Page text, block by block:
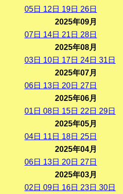
05日 12 日 19日 26日
2025年09月
07日 14日 21 日 28日
2025年08月
03日 10日 17日 24日 31 日
2025年07月
06日 13日 20日 27日
2025年06月
01 日 08日 15日 22 日 29日
2025年05月
04日 11 日 18日 25日
2025年04月
06日 13日 20日 27日
2025年03月
02 日 09日 16日 23日 30日